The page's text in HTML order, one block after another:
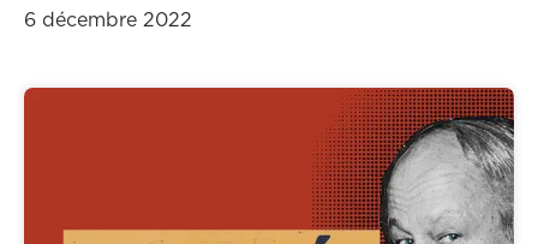
6 décembre 2022